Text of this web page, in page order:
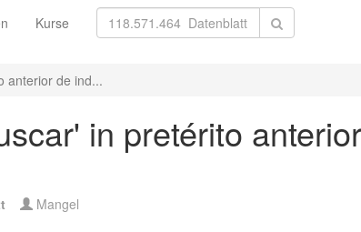
Kurse
anterior de ind...
in pretérito
Mangel